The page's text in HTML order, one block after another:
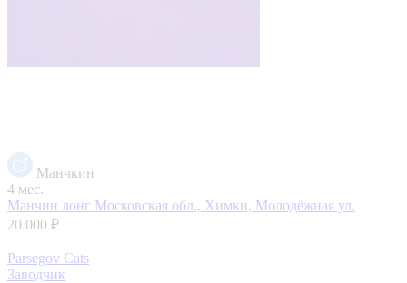
Манчкин
4 мес.
Манчин лонг Московская обл., Химки, Молодёжная ул.
20 000 ₽
Parsegov Cats
Заводчик